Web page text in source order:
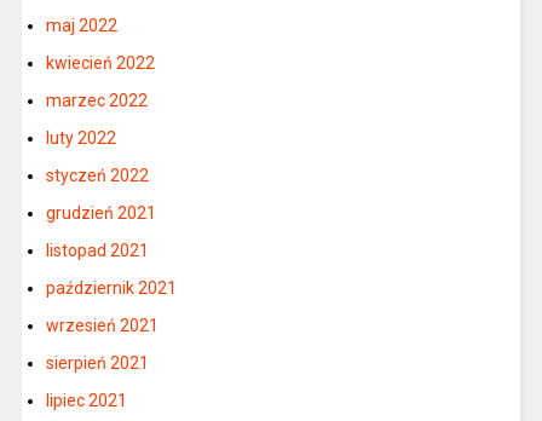
maj 2022
kwiecień 2022
marzec 2022
luty 2022
styczeń 2022
grudzień 2021
listopad 2021
październik 2021
wrzesień 2021
sierpień 2021
lipiec 2021